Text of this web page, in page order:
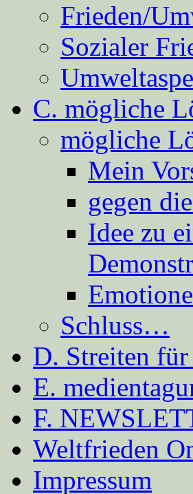
Frieden/
Sozialer
C. mögliche
mögliche
Mein
gegen
Idee zu
Schluss…
D. Streiten
E.
F.
Weltfrieden
Impressum